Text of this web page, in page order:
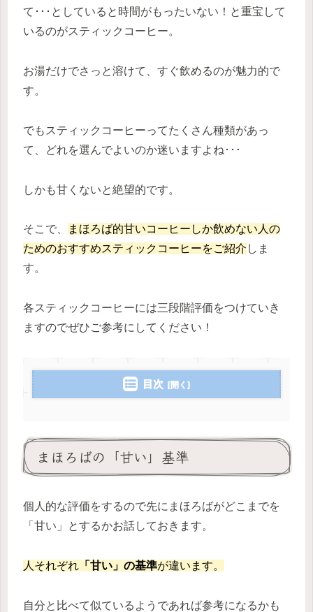
て･･･としていると時間がもったいない！と重宝して
いるのがスティックコーヒー。
お湯だけでさっと溶けて、すぐ飲めるのが魅力的で
す。
でもスティックコーヒーってたくさん種類があっ
て、どれを選んでよいのか迷いますよね･･･
しかも甘くないと絶望的です。
そこで、
まほろば的甘いコーヒーしか飲めない人の
ためのおすすめスティックコーヒーをご紹介 しま
す。
各スティックコーヒーには三段階評価をつけていき
ますのでぜひご参考にしてください！
目次
まほろばの「甘い」基準
個人的な評価をするので先にまほろばがどこまでを
「甘い」とするかお話しておきます。
人それぞれ 「甘い」の基準が違います。
自分と比べて似ているようであれば参考になるかも